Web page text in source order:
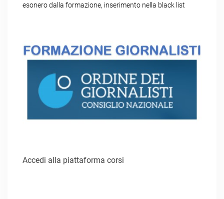
esonero dalla formazione, inserimento nella black list
Accedi alla piattaforma corsi